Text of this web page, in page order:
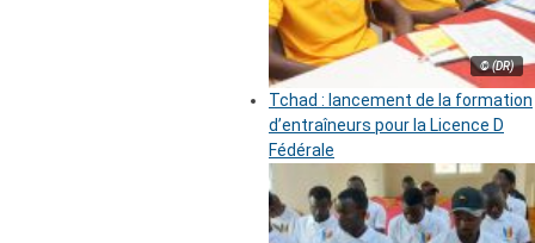
© (DR)
Tchad : lancement de la formation
d’entraîneurs pour la Licence D
Fédérale